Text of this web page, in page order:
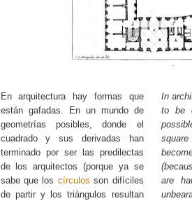
En arquitectura hay formas que
están gafadas. En un mundo de
geometrías posibles, donde el
cuadrado y sus derivadas han
terminado por ser las predilectas
de los arquitectos (porque ya se
sabe que los círculos son difíciles
de partir y los triángulos resultan
In
to be
are